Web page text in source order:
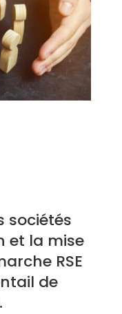
sociétés
et la mise
RSE
de